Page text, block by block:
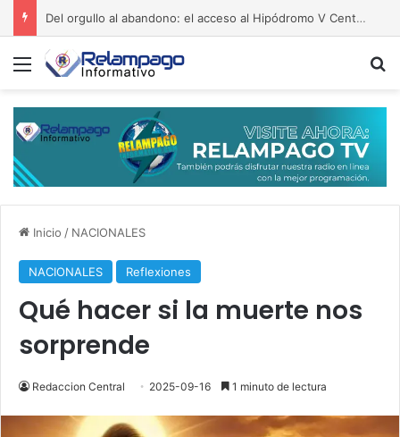
Del orgullo al abandono: el acceso al Hipódromo V Centenario da vergüenza
Menú
Inicio / NACIONALES
NACIONALES Reflexiones
Qué hacer si la muerte nos
sorprende
Redaccion Central 2025-09-16 1 minuto de lectura